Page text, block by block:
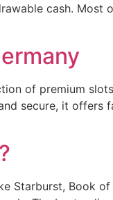
cash. Most
of premium
secure, it offers
Starburst, Book of